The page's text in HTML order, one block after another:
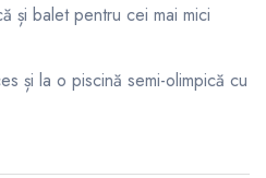
și balet pentru cei mai mici
și la o piscină semi-olimpică cu